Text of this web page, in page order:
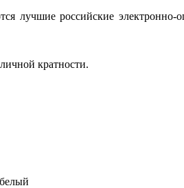
лучшие российские электронно-
кратности.